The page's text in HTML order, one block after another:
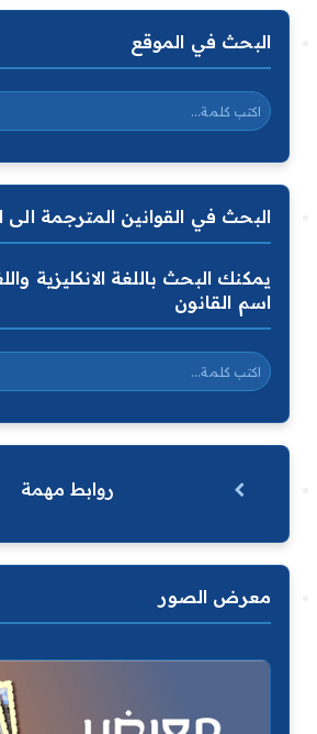
البحث في الموقع
البحث في القوانين المترجمة الى
يمكنك البحث باللغة الانكليزية
اسم القانون
روابط مهمة
معرض الصور